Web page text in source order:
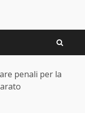
penali per la